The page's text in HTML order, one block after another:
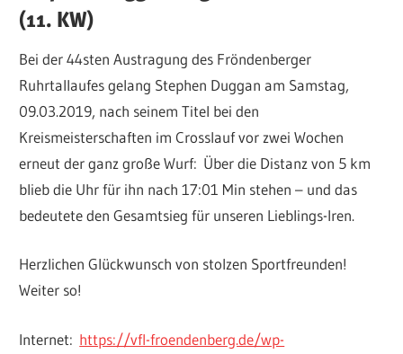
(11. KW)
Bei der 44sten Austragung des Fröndenberger
Ruhrtallaufes gelang Stephen Duggan am Samstag,
09.03.2019, nach seinem Titel bei den
Kreismeisterschaften im Crosslauf vor zwei Wochen
erneut der ganz große Wurf: Über die Distanz von 5 km
blieb die Uhr für ihn nach 17:01 Min stehen – und das
bedeutete den Gesamtsieg für unseren Lieblings-Iren.
Herzlichen Glückwunsch von stolzen Sportfreunden!
Weiter so!
Internet: https://vfl-froendenberg.de/wp-